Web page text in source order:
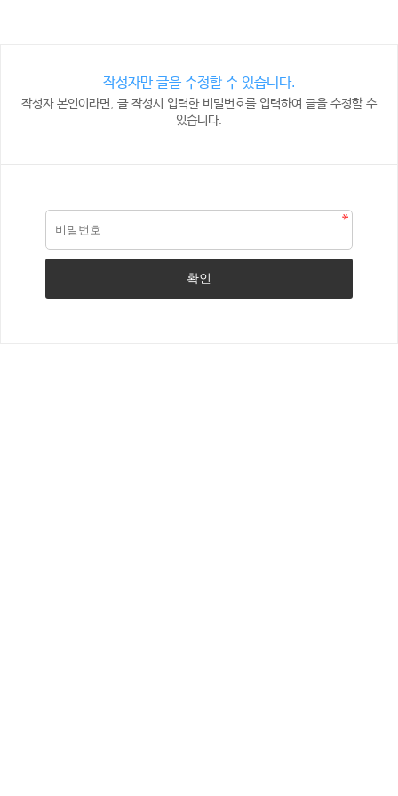
작성자만 글을 수정할 수 있습니다.
작성자 본인이라면, 글 작성시 입력한 비밀번호를 입력하여 글을 수정할 수
있습니다.